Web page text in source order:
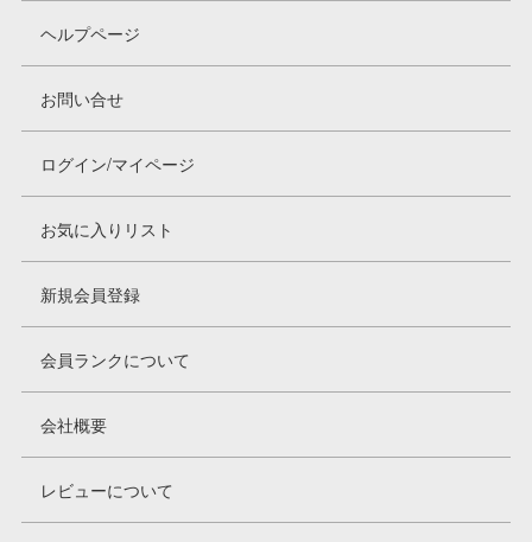
ヘルプページ
お問い合せ
ログイン/マイページ
お気に入りリスト
新規会員登録
会員ランクについて
会社概要
レビューについて